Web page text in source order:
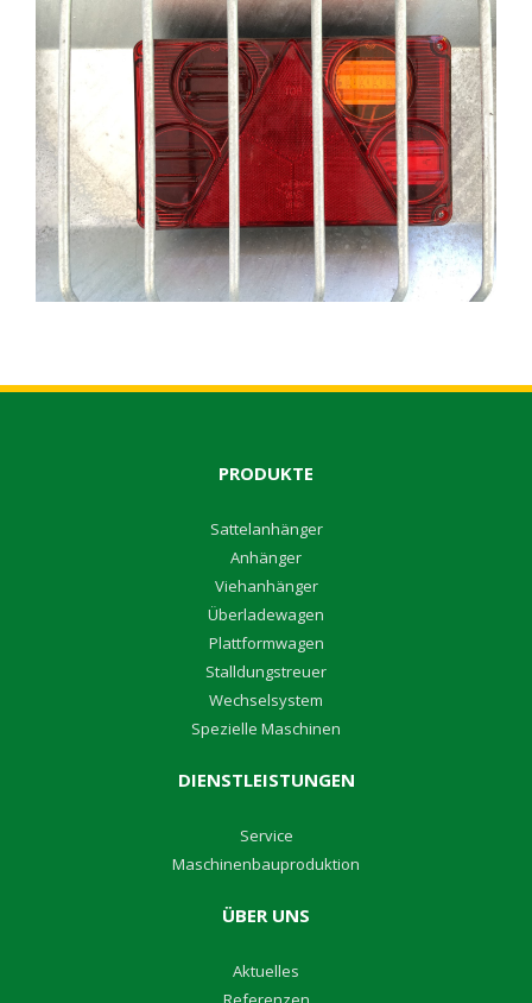
PRODUKTE
Sattelanhänger
Anhänger
Viehanhänger
Überladewagen
Plattformwagen
Stalldungstreuer
Wechselsystem
Spezielle Maschinen
DIENSTLEISTUNGEN
Service
Maschinenbauproduktion
ÜBER UNS
Aktuelles